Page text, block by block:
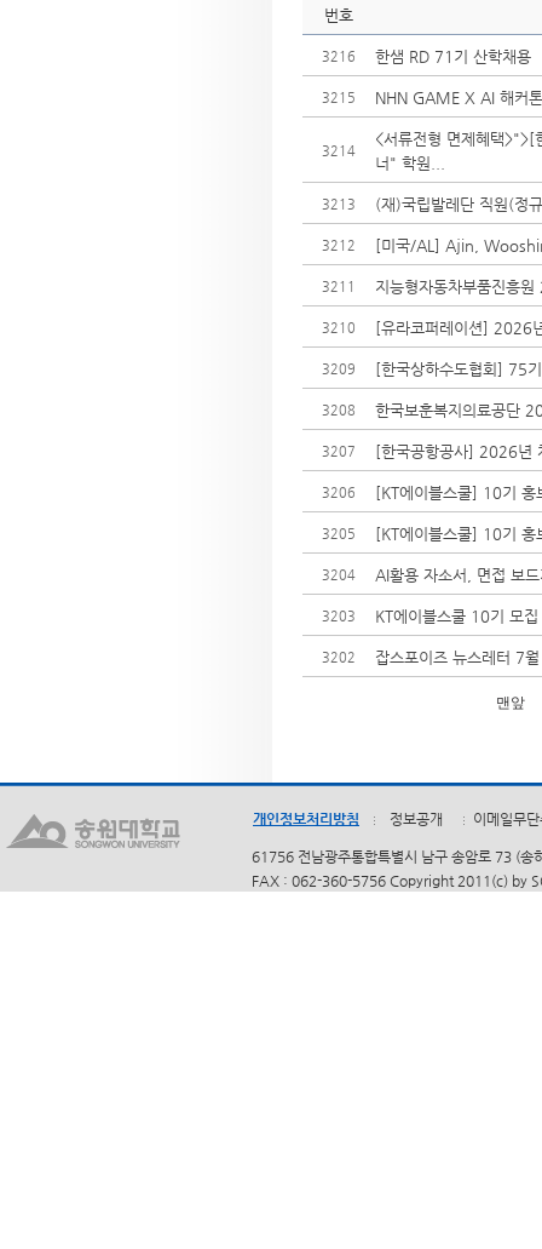
번호
3216 한샘 RD 71기 산학채용
3215 NHN GAME X AI 해커
3214
<서류전형 면제혜택>">[
너" 학원...
3213 (재)국립발레단 직원(정
3212 [미국/AL] Ajin,
3211 지능형자동차부품진흥
3210 [유라코퍼레이션] 2026
3209 [한국상하수도협회] 75
3208 한국보훈복지의료공단
3207 [한국공항공사] 2026년
3206 [KT에이블스쿨] 10기 홍
3205 [KT에이블스쿨] 10기 홍
3204 AI활용 자소서, 면접 보
3203 KT에이블스쿨 10기 모집
3202 잡스포이즈 뉴스레터 7
맨앞
개인정보처리방침 정보공개 이메일무
61756 전남광주통합특별시 남구 송암로 73 (
FAX : 062-360-5756 Copyright 2011(c) by